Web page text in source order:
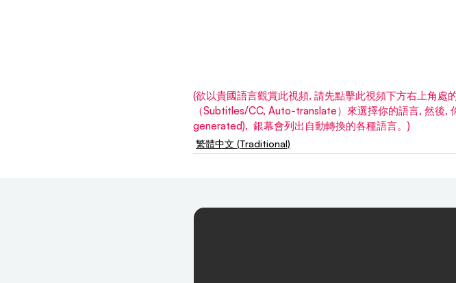
(欲以貴國語言觀賞此視頻, 請先點擊此視頻下方右上角
（Subtitles/CC, Auto-translate）來選擇你的語言, 然後,
generated),  銀幕會列出自動轉換的各種語言。)
繁體中文 (Traditional)